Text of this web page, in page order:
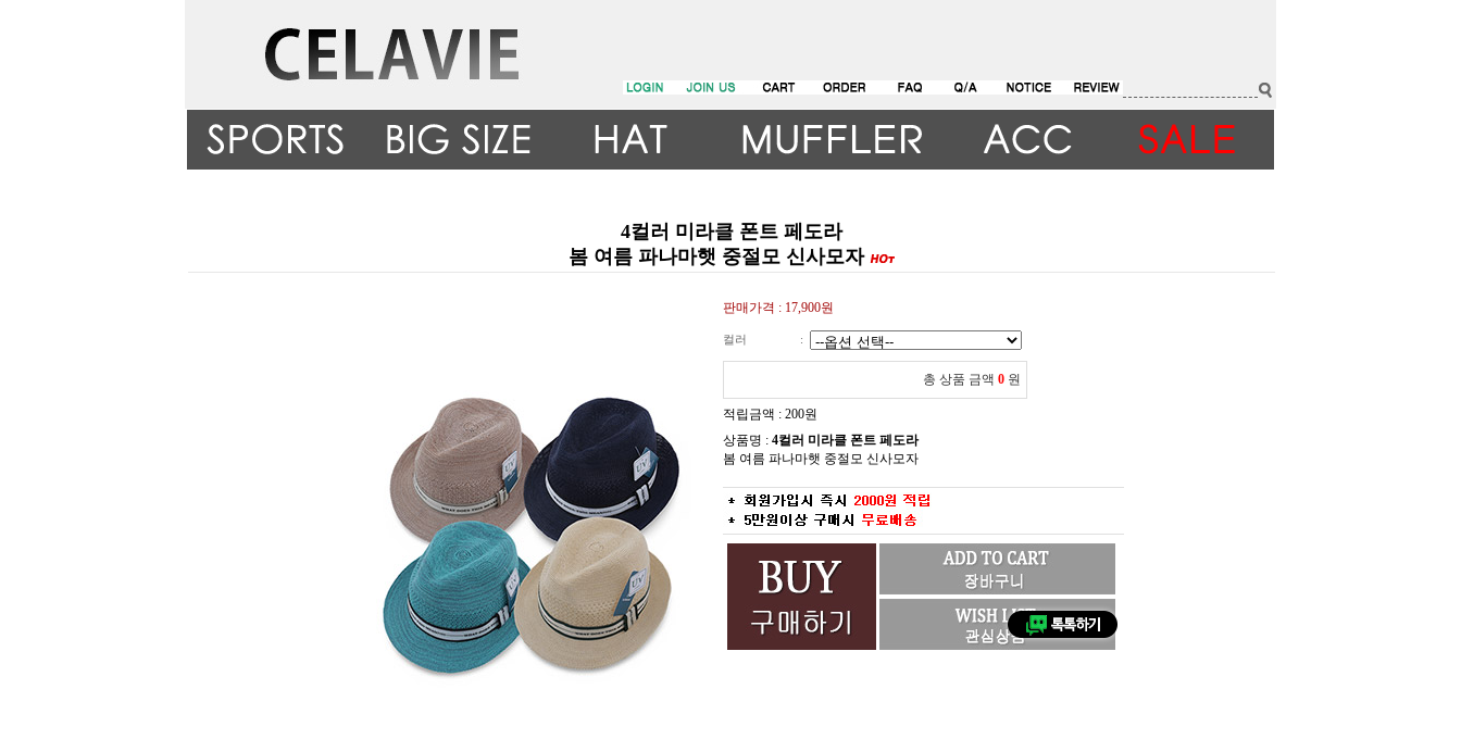
4컬러 미라클 폰트 페도라
봄 여름 파나마햇 중절모 신사모자
판매가격 : 17,900원
컬러 :
총 상품 금액 0 원
적립금액 : 200원
상품명 : 4컬러 미라클 폰트 페도라
봄 여름 파나마햇 중절모 신사모자